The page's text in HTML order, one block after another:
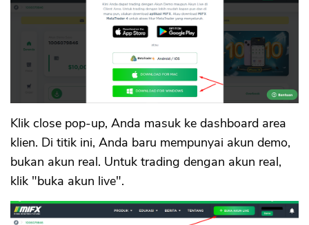
Klik close pop-up, Anda masuk ke dashboard area
klien. Di titik ini, Anda baru mempunyai akun demo,
bukan akun real. Untuk trading dengan akun real,
klik "buka akun live".